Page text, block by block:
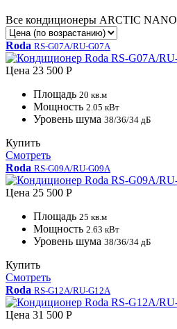
Все кондиционеры ARCTIC NANO
Roda RS-G07A/RU-G07A
Цена 23 500 Р
Площадь 20 кв.м
Мощность 2.05 кВт
Уровень шума 38/36/34 дБ
Купить
Смотреть
Roda RS-G09A/RU-G09A
Цена 25 500 Р
Площадь 25 кв.м
Мощность 2.63 кВт
Уровень шума 38/36/34 дБ
Купить
Смотреть
Roda RS-G12A/RU-G12A
Цена 31 500 Р